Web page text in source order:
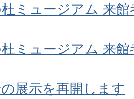
ミュージアム 来
ミュージアム 来
展示を再開します